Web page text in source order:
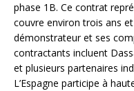
phase 1B. Ce contrat
couvre environ trois ans
démonstrateur et ses
contractants incluent
et plusieurs partenaires
L’Espagne participe à